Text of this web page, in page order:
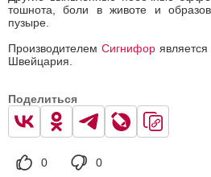
тошнота, боли в животе и
пузыре.
ПроизводителемСигнифор
Швейцария.
Поделиться
0 0